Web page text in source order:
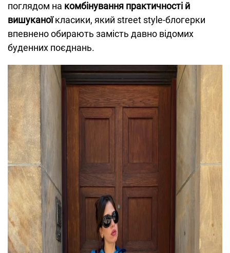
поглядом на комбінування практичності й
вишуканоїкласики, який street style-блогерки
впевнено обирають замість давно відомих
буденних поєднань.